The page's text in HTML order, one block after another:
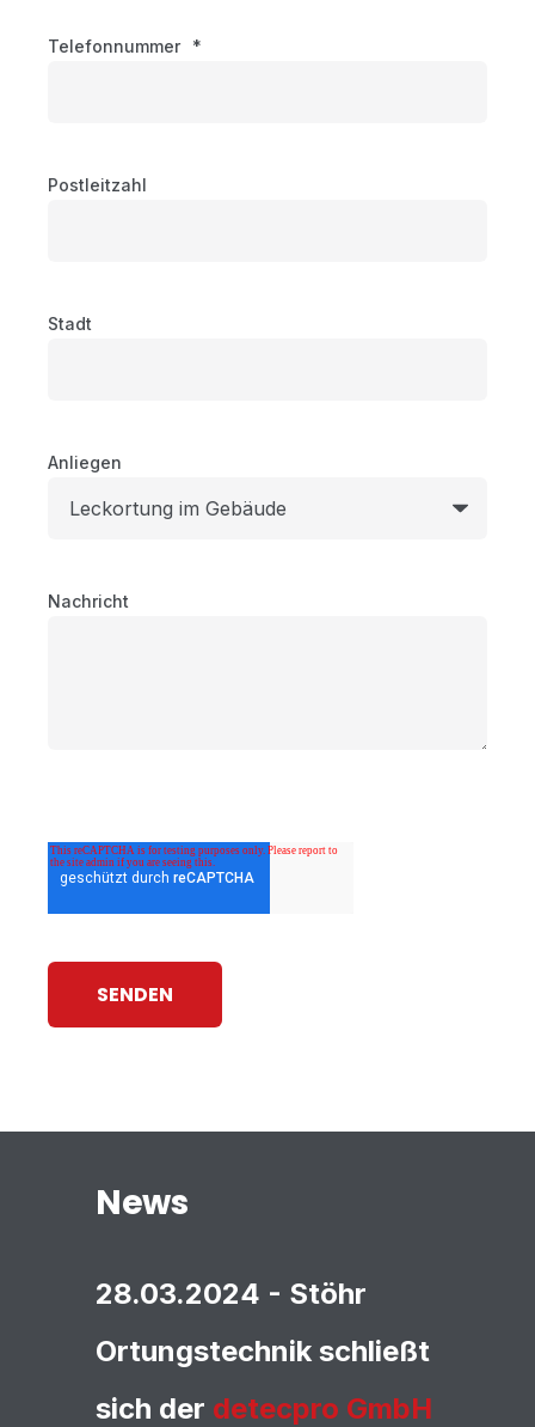
Telefonnummer *
Postleitzahl
Stadt
Anliegen
Nachricht
News
28.03.2024 - Stöhr
Ortungstechnik schließt
sich der detecpro GmbH